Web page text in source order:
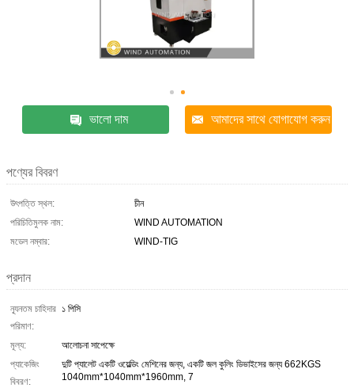
ভালো দাম আমাদের সাথে যোগাযোগ করুন
পণ্যের বিবরণ
উৎপত্তি স্থল:
চীন
পরিচিতিমুলক নাম:
WIND AUTOMATION
মডেল নম্বার:
WIND-TIG
প্রদান
ন্যূনতম চাহিদার
পরিমাণ:
১ পিসি
মূল্য:
আলোচনা সাপেক্ষে
প্যাকেজিং
বিবরণ:
দুটি প্যালেট একটি ওয়েল্ডিং মেশিনের জন্য, একটি জল কুলিং ডিভাইসের জন্য 662KGS
1040mm*1040mm*1960mm, 7